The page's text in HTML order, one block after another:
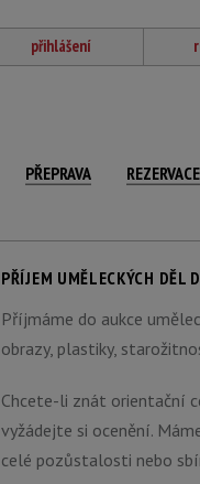
přihlášení
PŘEPRAVA REZERVACE
PŘÍJEM UMĚLECKÝCH DĚL
Příjmáme do aukce
obrazy, plastiky,
Chcete-li znát orientační
vyžádejte si ocenění.
celé pozůstalosti nebo